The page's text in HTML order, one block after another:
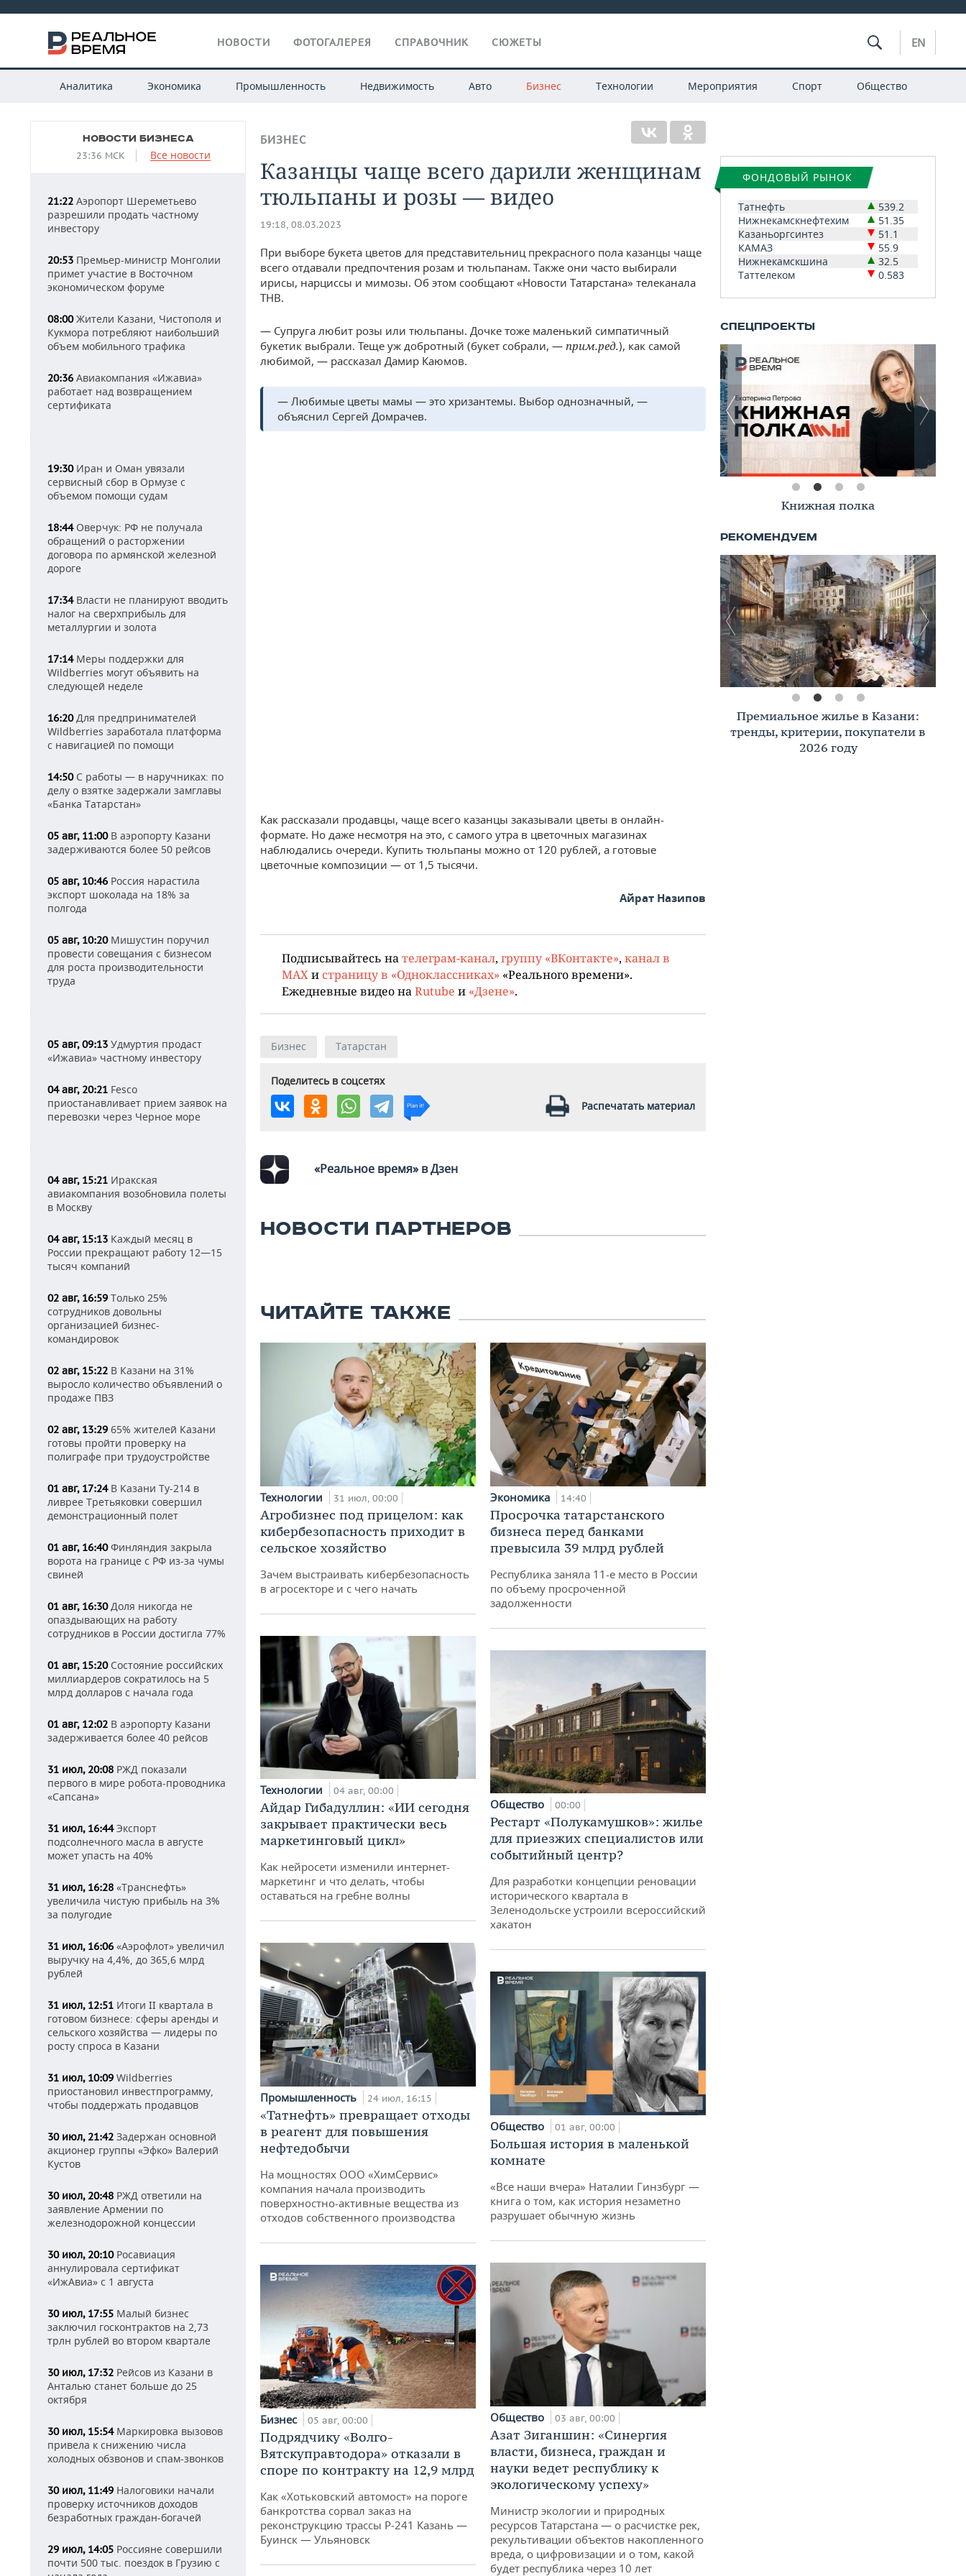
НОВОСТИ ФОТОГАЛЕРЕЯ СПРАВОЧНИК СЮЖЕТЫ EN
Аналитика Экономика Промышленность Недвижимость Авто Бизнес Технологии Мероприятия Спорт Общество
НОВОСТИ БИЗНЕСА
23:36 МСК Все новости
21:22 Аэропорт Шереметьево
разрешили продать частному
инвестору
20:53 Премьер-министр Монголии
примет участие в Восточном
экономическом форуме
08:00Жители Казани, Чистополя и
Кукмора потребляют наибольший
объем мобильного трафика
20:36 Авиакомпания «Ижавиа»
работает над возвращением
сертификата
19:30Иран и Оман увязали
сервисный сбор в Ормузе с
объемом помощи судам
18:44Оверчук: РФ не получала
обращений о расторжении
договора по армянской железной
дороге
17:34Власти не планируют вводить
налог на сверхприбыль для
металлургии и золота
17:14Меры поддержки для
Wildberries могут объявить на
следующей неделе
16:20Для предпринимателей
Wildberries заработала платформа
с навигацией по помощи
14:50С работы — в наручниках: по
делу о взятке задержали замглавы
«Банка Татарстан»
05 авг, 11:00В аэропорту Казани
задерживаются более 50 рейсов
05 авг, 10:46 Россия нарастила
экспорт шоколада на 18% за
полгода
05 авг, 10:20Мишустин поручил
провести совещания с бизнесом
для роста производительности
труда
05 авг, 09:13 Удмуртия продаст
«Ижавиа» частному инвестору
04 авг, 20:21 Fesco
приостанавливает прием заявок на
перевозки через Черное море
04 авг, 15:21 Иракская
авиакомпания возобновила полеты
в Москву
04 авг, 15:13 Каждый месяц в
России прекращают работу 12—15
тысяч компаний
02 авг, 16:59 Только 25%
сотрудников довольны
организацией бизнес-
командировок
02 авг, 15:22 В Казани на 31%
выросло количество объявлений о
продаже ПВЗ
02 авг, 13:29 65% жителей Казани
готовы пройти проверку на
полиграфе при трудоустройстве
01 авг, 17:24В Казани Ту-214 в
ливрее Третьяковки совершил
демонстрационный полет
01 авг, 16:40Финляндия закрыла
ворота на границе с РФ из-за чумы
свиней
01 авг, 16:30Доля никогда не
опаздывающих на работу
сотрудников в России достигла 77%
01 авг, 15:20Состояние российских
миллиардеров сократилось на 5
млрд долларов с начала года
01 авг, 12:02 В аэропорту Казани
задерживается более 40 рейсов
31 июл, 20:08 РЖД показали
первого в мире робота-проводника
«Сапсана»
31 июл, 16:44Экспорт
подсолнечного масла в августе
может упасть на 40%
31 июл, 16:28 «Транснефть»
увеличила чистую прибыль на 3%
за полугодие
31 июл, 16:06 «Аэрофлот» увеличил
выручку на 4,4%, до 365,6 млрд
рублей
31 июл, 12:51 Итоги II квартала в
готовом бизнесе: сферы аренды и
сельского хозяйства — лидеры по
росту спроса в Казани
31 июл, 10:09 Wildberries
приостановил инвестпрограмму,
чтобы поддержать продавцов
30 июл, 21:42 Задержан основной
акционер группы «Эфко» Валерий
Кустов
30 июл, 20:48 РЖД ответили на
заявление Армении по
железнодорожной концессии
30 июл, 20:10Росавиация
аннулировала сертификат
«ИжАвиа» с 1 августа
30 июл, 17:55 Малый бизнес
заключил госконтрактов на 2,73
трлн рублей во втором квартале
30 июл, 17:32 Рейсов из Казани в
Анталью станет больше до 25
октября
30 июл, 15:54Маркировка вызовов
привела к снижению числа
холодных обзвонов и спам-звонков
30 июл, 11:49 Налоговики начали
проверку источников доходов
безработных граждан-богачей
29 июл, 14:05 Россияне совершили
почти 500 тыс. поездок в Грузию с
БИЗНЕС
Казанцы чаще всего дарили женщинам
тюльпаны и розы — видео
19:18, 08.03.2023
При выборе букета цветов для представительниц прекрасного пола казанцы чаще
всего отдавали предпочтения розам и тюльпанам. Также они часто выбирали
ирисы, нарциссы и мимозы. Об этом сообщают «Новости Татарстана» телеканала
ТНВ.
— Супруга любит розы или тюльпаны. Дочке тоже маленький симпатичный
букетик выбрали. Теще уж добротный (букет собрали, — прим.ред.), как самой
любимой, — рассказал Дамир Каюмов.
— Любимые цветы мамы — это хризантемы. Выбор однозначный, —
объяснил Сергей Домрачев.
Как рассказали продавцы, чаще всего казанцы заказывали цветы в онлайн-
формате. Но даже несмотря на это, с самого утра в цветочных магазинах
наблюдались очереди. Купить тюльпаны можно от 120 рублей, а готовые
цветочные композиции — от 1,5 тысячи.
Айрат Назипов
Подписывайтесь на телеграм-канал, группу «ВКонтакте», канал в
MAX и страницу в «Одноклассниках» «Реального времени».
Ежедневные видео на Rutube и «Дзене».
Бизнес Татарстан
Поделитесь в соцсетях
Распечатать материал
«Реальное время» в Дзен
НОВОСТИ ПАРТНЕРОВ
ЧИТАЙТЕ ТАКЖЕ
Технологии 31 июл, 00:00
Агробизнес под прицелом: как
кибербезопасность приходит в
сельское хозяйство
Зачем выстраивать кибербезопасность
в агросекторе и с чего начать
Технологии 04 авг, 00:00
Айдар Гибадуллин: «ИИ сегодня
закрывает практически весь
маркетинговый цикл»
Как нейросети изменили интернет-
маркетинг и что делать, чтобы
оставаться на гребне волны
Промышленность 24 июл, 16:15
«Татнефть» превращает отходы
в реагент для повышения
нефтедобычи
На мощностях ООО «ХимСервис»
компания начала производить
поверхностно-активные вещества из
отходов собственного производства
Бизнес 05 авг, 00:00
Подрядчику «Волго-
Вятскуправтодора» отказали в
споре по контракту на 12,9 млрд
Как «Хотьковский автомост» на пороге
банкротства сорвал заказ на
реконструкцию трассы Р‑241 Казань —
Буинск — Ульяновск
Экономика 14:40
Просрочка татарстанского
бизнеса перед банками
превысила 39 млрд рублей
Республика заняла 11-е место в России
по объему просроченной
задолженности
Общество 00:00
Рестарт «Полукамушков»: жилье
для приезжих специалистов или
событийный центр?
Для разработки концепции реновации
исторического квартала в
Зеленодольске устроили всероссийский
хакатон
Общество 01 авг, 00:00
Большая история в маленькой
комнате
«Все наши вчера» Наталии Гинзбург —
книга о том, как история незаметно
разрушает обычную жизнь
Общество 03 авг, 00:00
Азат Зиганшин: «Синергия
власти, бизнеса, граждан и
науки ведет республику к
экологическому успеху»
Министр экологии и природных
ресурсов Татарстана — о расчистке рек,
рекультивации объектов накопленного
вреда, о цифровизации и о том, какой
будет республика через 10 лет
ФОНДОВЫЙ РЫНОК
Татнефть
539.2
Нижнекамскнефтехим
51.35
Казаньоргсинтез
51.1
КАМАЗ
55.9
Нижнекамскшина
32.5
Таттелеком
0.583
Книжная полка
Премиальное жилье в Казани:
тренды, критерии, покупатели в
2026 году